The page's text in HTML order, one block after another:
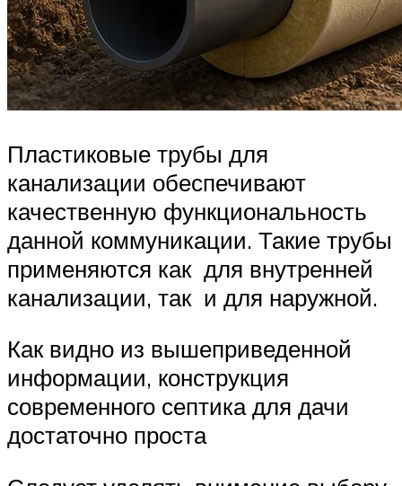
Пластиковые трубы для
канализации обеспечивают
качественную функциональность
данной коммуникации. Такие трубы
применяются как для внутренней
канализации, так и для наружной.
Как видно из вышеприведенной
информации, конструкция
современного септика для дачи
достаточно проста